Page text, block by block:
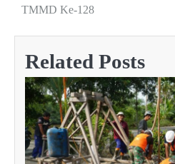
TMMD Ke-128
Related Posts